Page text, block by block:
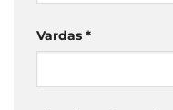
Vardas *